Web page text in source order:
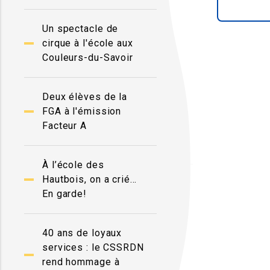
Un spectacle de
cirque à l'école aux
Couleurs-du-Savoir
Deux élèves de la
FGA à l'émission
Facteur A
À l’école des
Hautbois, on a crié…
En garde!
40 ans de loyaux
services : le CSSRDN
rend hommage à